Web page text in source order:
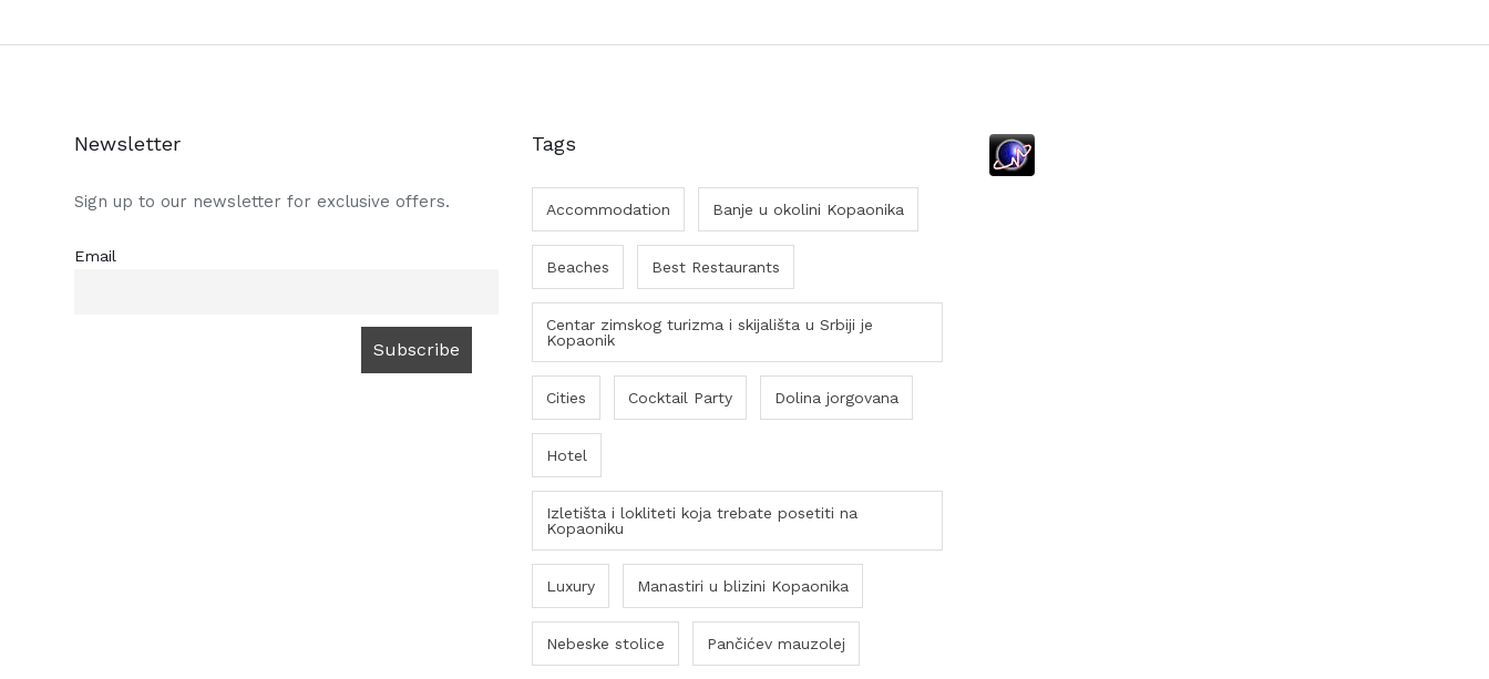
Newsletter
Sign up to our newsletter for exclusive offers.
Email
Tags
Accommodation Banje u okolini Kopaonika
Beaches Best Restaurants
Centar zimskog turizma i skijališta u Srbiji je
Kopaonik
Cities Cocktail Party Dolina jorgovana
Hotel
Izletišta i lokliteti koja trebate posetiti na
Kopaoniku
Luxury Manastiri u blizini Kopaonika
Nebeske stolice Pančićev mauzolej